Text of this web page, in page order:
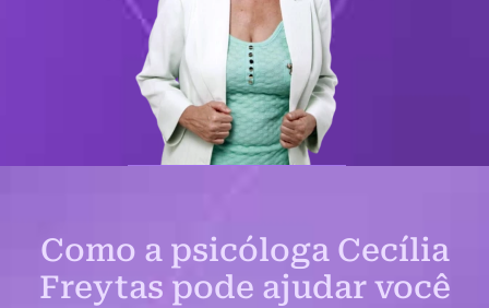
Como a psicóloga Cecília
Freytas pode ajudar você